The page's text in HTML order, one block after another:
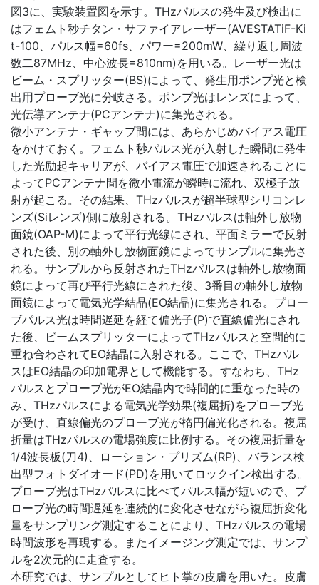
図3に、実験装置図を示す。THzパルスの発生及び検出に
はフェムト秒チタン・サファイアレーザー(AVESTATiF-Ki
t-100、パルス幅=60fs、パワー=200mW、繰り返し周波
数二87MHz、中心波長=810nm)を用いる。レーザー光は
ビーム・スプリッター(BS)によって、発生用ポンプ光と検
出用プローブ光に分岐さる。ポンプ光はレンズによって、
光伝導アンテナ(PCアンテナ)に集光される。
微小アンテナ・ギャップ間には、あらかじめバイアス電圧
をかけておく。フェムト秒パルス光が入射した瞬間に発生
した光励起キャリアが、バイアス電圧で加速されることに
よってPCアンテナ間を微小電流が瞬時に流れ、双極子放
射が起こる。その結果、THzパルスが超半球型シリコンレ
ンズ(Siレンズ)側に放射される。THzパルスは軸外し放物
面鏡(OAP-M)によって平行光線にされ、平面ミラーで反射
された後、別の軸外し放物面鏡によってサンプルに集光さ
れる。サンプルから反射されたTHzパルスは軸外し放物面
鏡によって再び平行光線にされた後、3番目の軸外し放物
面鏡によって電気光学結晶(EO結晶)に集光される。プロー
ブパルス光は時間遅延を経て偏光子(P)で直線偏光にされ
た後、ビームスプリッターによってTHzパルスと空間的に
重ね合わされてEO結晶に入射される。ここで、THzパル
スはEO結晶の印加電界として機能する。すなわち、THz
パルスとプローブ光がEO結晶内で時間的に重なった時の
み、THzパルスによる電気光学効果(複屈折)をプローブ光
が受け、直線偏光のプローブ光が楕円偏光化される。複屈
折量はTHzパルスの電場強度に比例する。その複屈折量を
1/4波長板(刀4)、ローション・プリズム(RP)、バランス検
出型フォトダイオード(PD)を用いてロックイン検出する。
プローブ光はTHzパルスに比べてパルス幅が短いので、プ
ローブ光の時間遅延を連続的に変化させながら複屈折変化
量をサンプリング測定することにより、THzパルスの電場
時間波形を再現する。またイメージング測定では、サンプ
ルを2次元的に走査する。
本研究では、サンプルとしてヒト掌の皮膚を用いた。皮膚